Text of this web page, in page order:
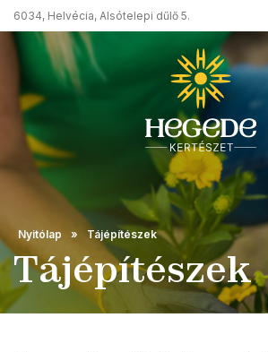
6034, Helvécia, Alsótelepi dűlő 5.
Nyitólap Tájépítészek
Tájépítészek